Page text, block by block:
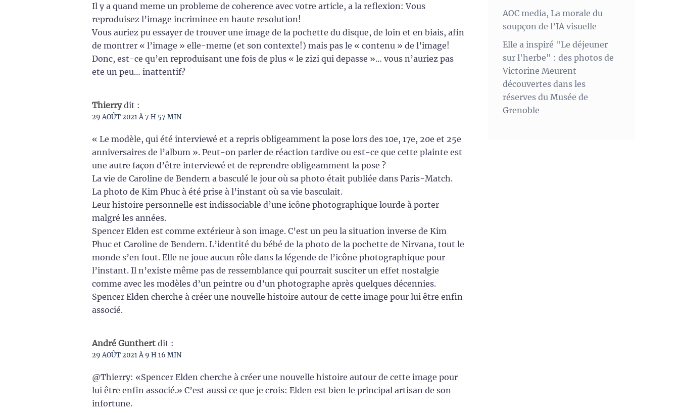
Il y a quand meme un probleme de coherence avec votre article, a la reflexion: Vous
reproduisez l’image incriminee en haute resolution!
Vous auriez pu essayer de trouver une image de la pochette du disque, de loin et en biais, afin
de montrer « l’image » elle-meme (et son contexte!) mais pas le « contenu » de l’image!
Donc, est-ce qu’en reproduisant une fois de plus « le zizi qui depasse »… vous n’auriez pas
ete un peu… inattentif?
Thierry dit :
29 AOÛT 2021 À 7 H 57 MIN
« Le modèle, qui été interviewé et a repris obligeamment la pose lors des 10e, 17e, 20e et 25e
anniversaires de l’album ». Peut-on parler de réaction tardive ou est-ce que cette plainte est
une autre façon d’être interviewé et de reprendre obligeamment la pose ?
La vie de Caroline de Bendern a basculé le jour où sa photo était publiée dans Paris-Match.
La photo de Kim Phuc à été prise à l’instant où sa vie basculait.
Leur histoire personnelle est indissociable d’une icône photographique lourde à porter
malgré les années.
Spencer Elden est comme extérieur à son image. C’est un peu la situation inverse de Kim
Phuc et Caroline de Bendern. L’identité du bébé de la photo de la pochette de Nirvana, tout le
monde s’en fout. Elle ne joue aucun rôle dans la légende de l’icône photographique pour
l’instant. Il n’existe même pas de ressemblance qui pourrait susciter un effet nostalgie
comme avec les modèles d’un peintre ou d’un photographe après quelques décennies.
Spencer Elden cherche à créer une nouvelle histoire autour de cette image pour lui être enfin
associé.
André Gunthert dit :
29 AOÛT 2021 À 9 H 16 MIN
@Thierry: «Spencer Elden cherche à créer une nouvelle histoire autour de cette image pour
lui être enfin associé.» C’est aussi ce que je crois: Elden est bien le principal artisan de son
infortune.
AOC media, La morale du
soupçon de l’IA visuelle
Elle a inspiré "Le déjeuner
sur l'herbe" : des photos de
Victorine Meurent
découvertes dans les
réserves du Musée de
Grenoble